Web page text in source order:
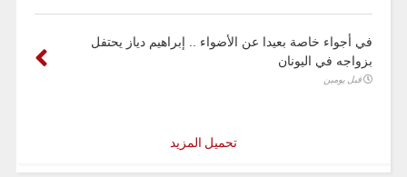
في أجواء خاصة بعيدا عن الأضواء .. إبراهيم دياز يحتفل
بزواجه في اليونان
قبل يومين
تحميل المزيد